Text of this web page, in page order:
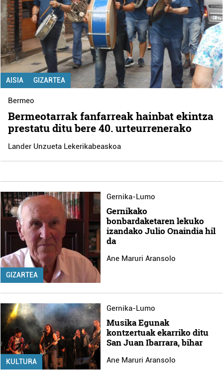
AISIA GIZARTEA
Bermeo
Bermeotarrak fanfarreak hainbat ekintza
prestatu ditu bere 40. urteurrenerako
Lander Unzueta Lekerikabeaskoa
GIZARTEA
Gernika-Lumo
Gernikako
bonbardaketaren lekuko
izandako Julio Onaindia hil
da
Ane Maruri Aransolo
KULTURA
Gernika-Lumo
Musika Egunak
kontzertuak ekarriko ditu
San Juan Ibarrara, bihar
Ane Maruri Aransolo